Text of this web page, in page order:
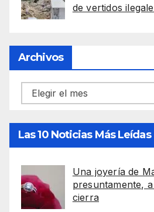
de vertidos
Archivos
Archivos
Las 10 Noticias Más Leídas
Una joyería de
presuntamente,
cierra